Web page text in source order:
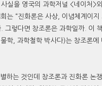
실을 영국의 과학저널 <네이처>
는 “진화론은 사상, 이념체계이
그렇다면 창조론은 과학일까. 이
학, 과학철학 박사다)는 창조론
하는 것인데 창조론과 진화론 논